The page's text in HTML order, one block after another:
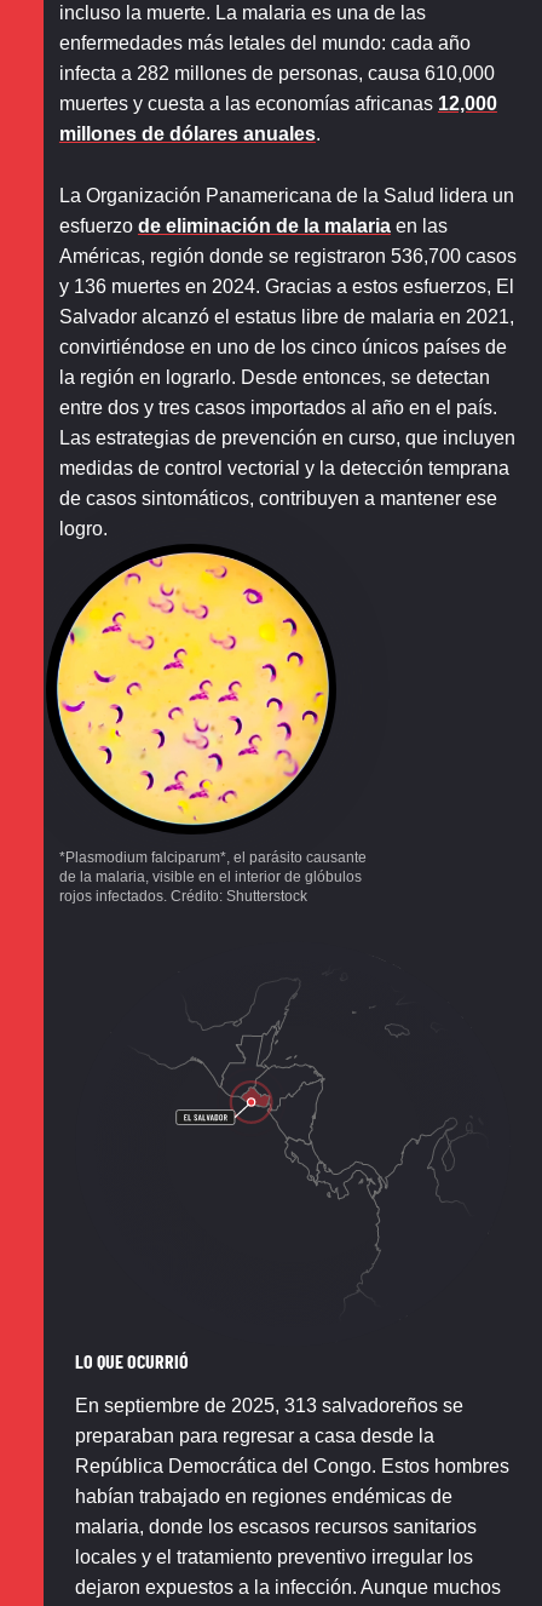
incluso la muerte. La malaria es una de las
enfermedades más letales del mundo: cada año
infecta a 282 millones de personas, causa 610,000
muertes y cuesta a las economías africanas 12,000
millones de dólares anuales.
La Organización Panamericana de la Salud lidera un
esfuerzo de eliminación de la malariaen las
Américas, región donde se registraron 536,700 casos
y 136 muertes en 2024. Gracias a estos esfuerzos, El
Salvador alcanzó el estatus libre de malaria en 2021,
convirtiéndose en uno de los cinco únicos países de
la región en lograrlo. Desde entonces, se detectan
entre dos y tres casos importados al año en el país.
Las estrategias de prevención en curso, que incluyen
medidas de control vectorial y la detección temprana
de casos sintomáticos, contribuyen a mantener ese
logro.
*Plasmodium falciparum*, el parásito causante
de la malaria, visible en el interior de glóbulos
rojos infectados. Crédito: Shutterstock
LO QUE OCURRIÓ
En septiembre de 2025, 313 salvadoreños se
preparaban para regresar a casa desde la
República Democrática del Congo. Estos hombres
habían trabajado en regiones endémicas de
malaria, donde los escasos recursos sanitarios
locales y el tratamiento preventivo irregular los
dejaron expuestos a la infección. Aunque muchos